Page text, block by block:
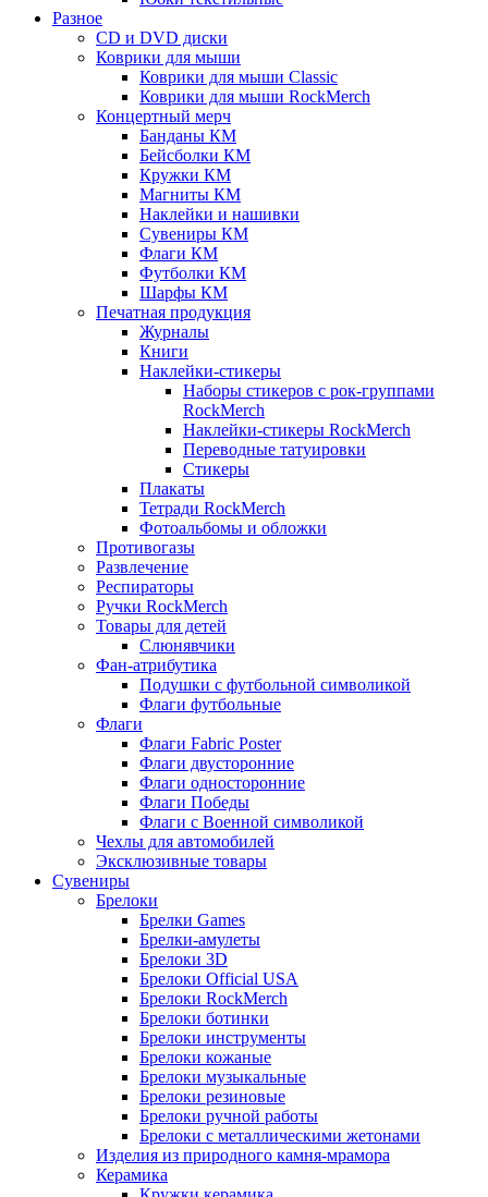
Разное
CD и DVD диски
Коврики для мыши
Коврики для мыши Classic
Коврики для мыши RockMerch
Концертный мерч
Банданы КМ
Бейсболки КМ
Кружки КМ
Магниты КМ
Наклейки и нашивки
Сувениры КМ
Флаги КМ
Футболки КМ
Шарфы КМ
Печатная продукция
Журналы
Книги
Наклейки-стикеры
Наборы стикеров с рок-группами
RockMerch
Наклейки-стикеры RockMerch
Переводные татуировки
Стикеры
Плакаты
Тетради RockMerch
Фотоальбомы и обложки
Противогазы
Развлечение
Респираторы
Ручки RockMerch
Товары для детей
Слюнявчики
Фан-атрибутика
Подушки с футбольной символикой
Флаги футбольные
Флаги
Флаги Fabric Poster
Флаги двусторонние
Флаги односторонние
Флаги Победы
Флаги с Военной символикой
Чехлы для автомобилей
Эксклюзивные товары
Сувениры
Брелоки
Брелки Games
Брелки-амулеты
Брелоки 3D
Брелоки Official USA
Брелоки RockMerch
Брелоки ботинки
Брелоки инструменты
Брелоки кожаные
Брелоки музыкальные
Брелоки резиновые
Брелоки ручной работы
Брелоки с металлическими жетонами
Изделия из природного камня-мрамора
Керамика